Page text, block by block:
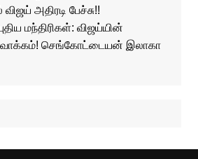
அதிரடி பேச்சு!!
மந்திரிகள்: விஜய்யின்
செங்கோட்டையன் இலாகா